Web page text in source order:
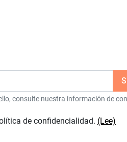
consulte nuestra información de
de confidencialidad. (Lee)